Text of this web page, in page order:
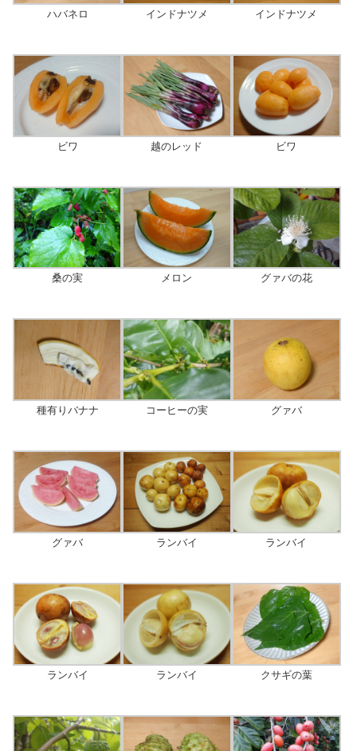
ハバネロ インドナツメ インドナツメ
ビワ 越のレッド ビワ
桑の実 メロン グァバの花
種有りバナナ コーヒーの実 グァバ
グァバ ランバイ ランバイ
ランバイ ランバイ クサギの葉